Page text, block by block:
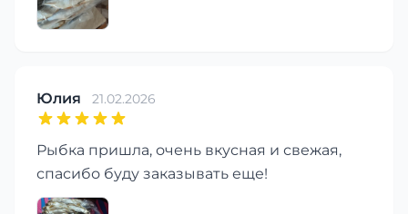
Юлия 21.02.2026
Рыбка пришла, очень вкусная и свежая,
спасибо буду заказывать еще!